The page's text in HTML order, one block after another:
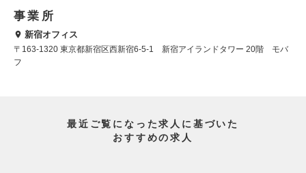
事業所
新宿オフィス
〒163-1320 東京都新宿区西新宿6-5-1 新宿アイランドタワー 20階 モバ
フ
最近ご覧になった求人に基づいた
おすすめの求人